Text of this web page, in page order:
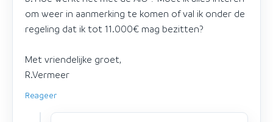
om weer in aanmerking te komen of val ik onder de
regeling dat ik tot 11.000€ mag bezitten?
Met vriendelijke groet,
R.Vermeer
Reageer